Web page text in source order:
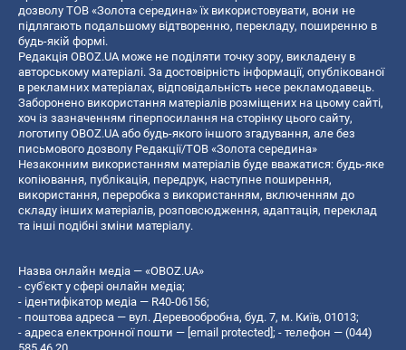
дозволу ТОВ «Золота середина» їх використовувати, вони не
підлягають подальшому відтворенню, перекладу, поширенню в
будь-якій формі.
Редакція OBOZ.UA може не поділяти точку зору, викладену в
авторському матеріалі. За достовірність інформації, опублікованої
в рекламних матеріалах, відповідальність несе рекламодавець.
Заборонено використання матеріалів розміщених на цьому сайті,
хоч із зазначенням гіперпосилання на сторінку цього сайту,
логотипу OBOZ.UA або будь-якого іншого згадування, але без
письмового дозволу Редакції/ТОВ «Золота середина»
Незаконним використанням матеріалів буде вважатися: будь-яке
копiювання, публiкацiя, передрук, наступне поширення,
використання, переробка з використанням, включенням до
складу інших матеріалів, розповсюдження, адаптація, переклад
та інші подібні зміни матеріалу.
Назва онлайн медіа — «OBOZ.UA»
- суб'єкт у сфері онлайн медіа;
- ідентифікатор медіа — R40-06156;
- поштова адреса — вул. Деревообробна, буд. 7, м. Київ, 01013;
- адреса електронної пошти — [email protected]; - телефон — (044)